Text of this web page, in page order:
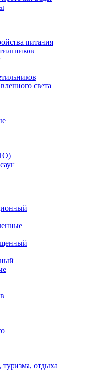
питания
света
туризма, отдыха